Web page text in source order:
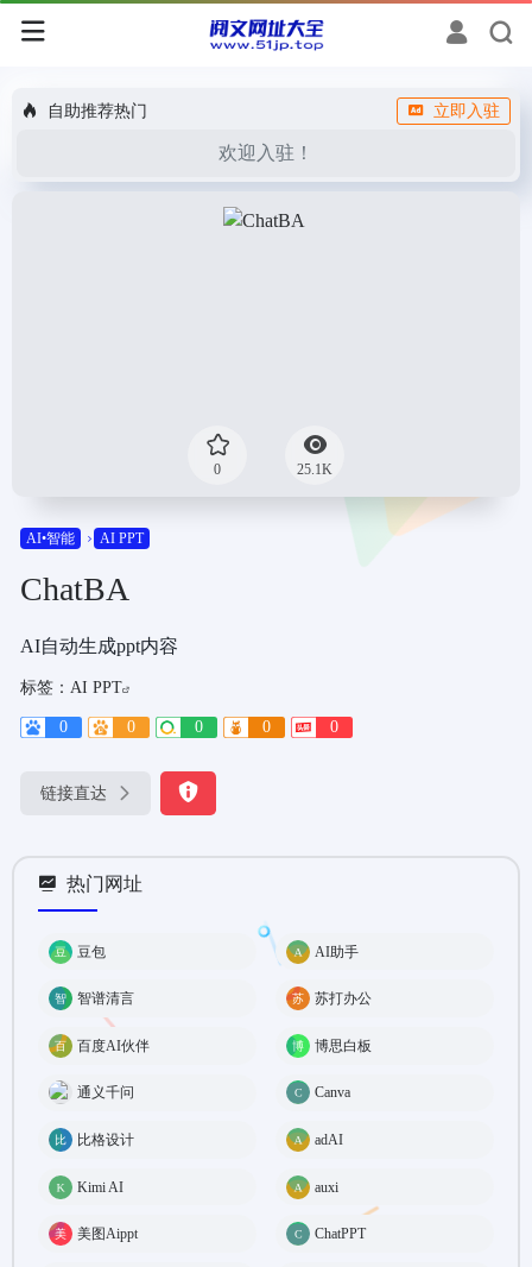
自助推荐热门 立即入驻
欢迎入驻！
0 25.1K
AI•智能 AI PPT
ChatBA
AI自动生成ppt内容
标签： AI PPT
0 0 0 0 0
链接直达
热门网址
豆包 AI助手
智谱清言 苏打办公
百度AI伙伴 博思白板
通义千问 Canva
比格设计 adAI
Kimi AI auxi
美图Aippt ChatPPT